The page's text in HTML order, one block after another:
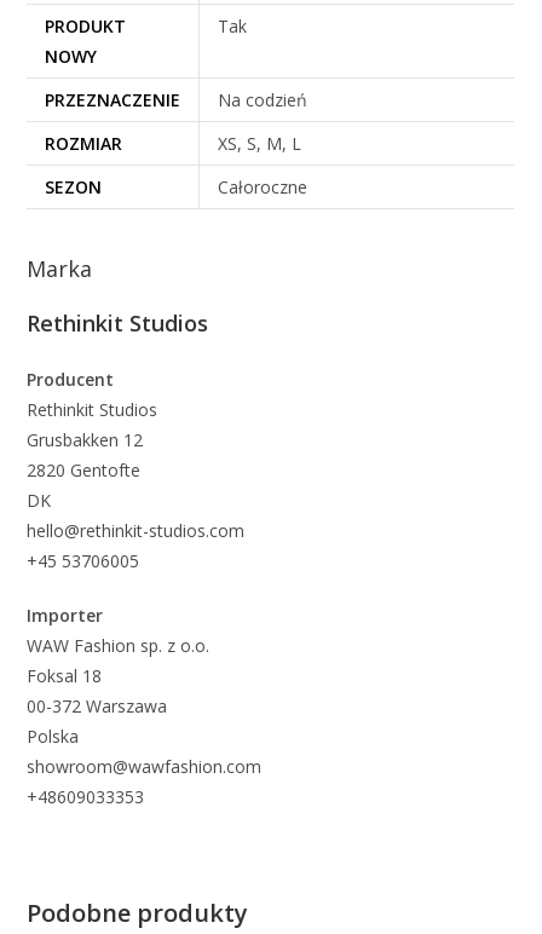
PRODUKT
NOWY
Tak
PRZEZNACZENIE
Na codzień
ROZMIAR
XS, S, M, L
SEZON
Całoroczne
Marka
Rethinkit Studios
Producent
Rethinkit Studios
Grusbakken 12
2820 Gentofte
DK
hello@rethinkit-studios.com
+45 53706005
Importer
WAW Fashion sp. z o.o.
Foksal 18
00-372 Warszawa
Polska
showroom@wawfashion.com
+48609033353
Podobne produkty